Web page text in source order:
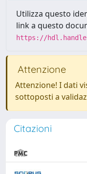
Utilizza questo
link a questo
https://
Attenzione
Attenzione! I dati
sottoposti a
Citazioni